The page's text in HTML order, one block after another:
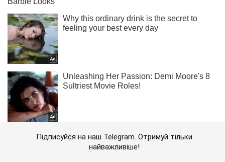
Підписуйся на наш Telegram. Отримуй тільки
найважливіше!